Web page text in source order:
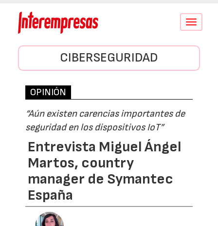
Conmutar
CIBERSEGURIDAD
OPINIÓN
“Aún existen carencias importantes de
seguridad en los dispositivos IoT”
Entrevista Miguel Ángel
Martos, country
manager de Symantec
España